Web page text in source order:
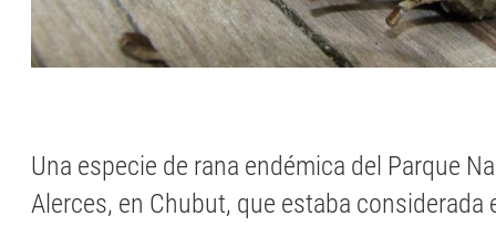
Una especie de rana endémica del Parque
Alerces, en Chubut, que estaba considerada